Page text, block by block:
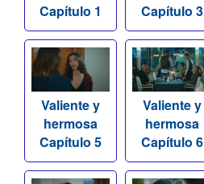
Capítulo 1
Capítulo 3
Valiente y
hermosa
Capítulo 5
Valiente y
hermosa
Capítulo 6